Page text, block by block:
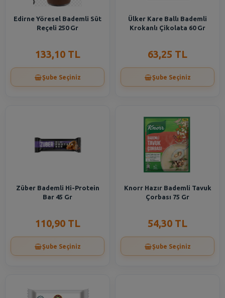
Edirne Yöresel Bademli Süt
Reçeli 250 Gr
133,10 TL
Şube Seçiniz
Ülker Kare Ballı Bademli
Krokanlı Çikolata 60 Gr
63,25 TL
Şube Seçiniz
Züber Bademli Hi-Protein
Bar 45 Gr
110,90 TL
Şube Seçiniz
Knorr Hazır Bademli Tavuk
Çorbası 75 Gr
54,30 TL
Şube Seçiniz